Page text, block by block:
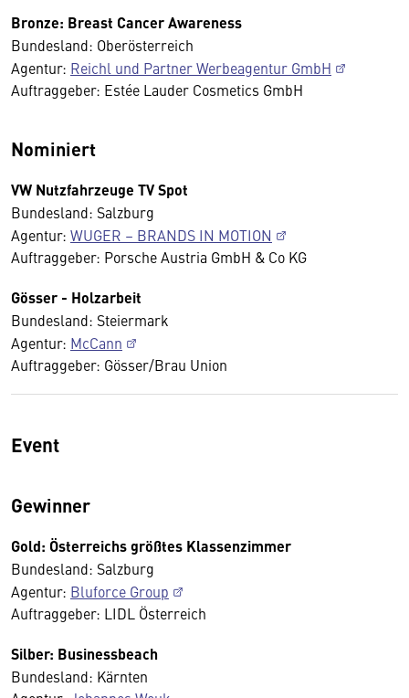
Bronze: Breast Cancer Awareness
Bundesland: Oberösterreich
Agentur: Reichl und Partner Werbeagentur GmbH
Auftraggeber: Estée Lauder Cosmetics GmbH
Nominiert
VW Nutzfahrzeuge TV Spot
Bundesland: Salzburg
Agentur: WUGER – BRANDS IN MOTION
Auftraggeber: Porsche Austria GmbH & Co KG
Gösser - Holzarbeit
Bundesland: Steiermark
Agentur: McCann
Auftraggeber: Gösser/Brau Union
Event
Gewinner
Gold: Österreichs größtes Klassenzimmer
Bundesland: Salzburg
Agentur: Bluforce Group
Auftraggeber: LIDL Österreich
Silber: Businessbeach
Bundesland: Kärnten